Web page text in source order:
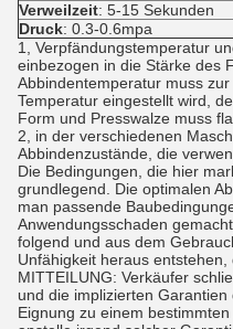
Verweilzeit: 5-15 Sekunden
Druck: 0.3-0.6mpa
1, Verpfändungstemperatur
einbezogen in die Stärke des
Abbindentemperatur muss
Temperatur eingestellt wird,
Form und Presswalze muss
2, in der verschiedenen
Abbindenzustände, die
Die Bedingungen, die hier
grundlegend. Die optimalen
man passende
Anwendungsschaden
folgend und aus dem
Unfähigkeit heraus entstehen,
MITTEILUNG: Verkäufer
und die implizierten
Eignung zu einem